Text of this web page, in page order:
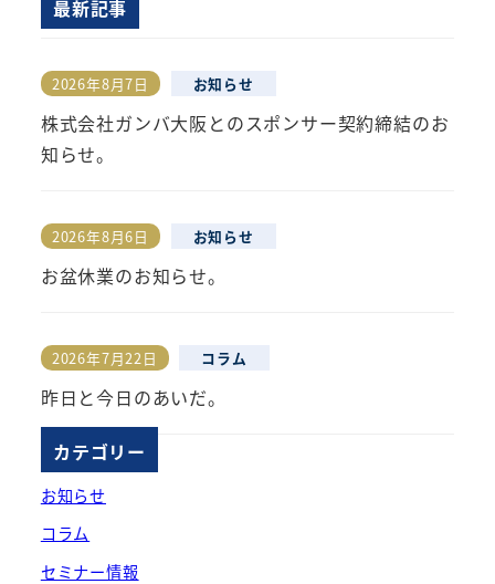
最新記事
株式会社ガンバ大阪とのスポンサー契約締結のお
知らせ。
投稿日
2026年8月7日 お知らせ
お盆休業のお知らせ。
投稿日
2026年8月6日 お知らせ
昨日と今日のあいだ。
投稿日
2026年7月22日 コラム
カテゴリー
お知らせ
コラム
セミナー情報